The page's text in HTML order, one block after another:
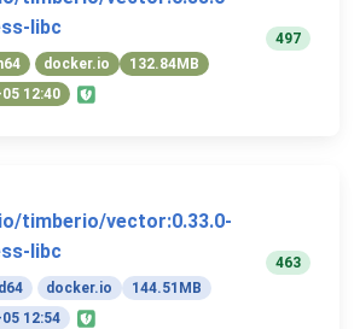
libc
docker.io
132.84MB
12:40
497
timberio/vector:0.33.0-
libc
docker.io
144.51MB
12:54
463